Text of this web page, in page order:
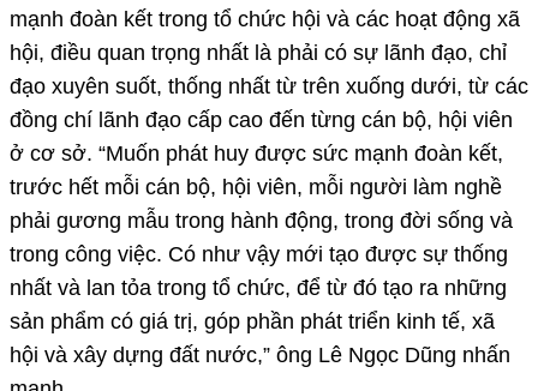
mạnh đoàn kết trong tổ chức hội và các hoạt động xã
hội, điều quan trọng nhất là phải có sự lãnh đạo, chỉ
đạo xuyên suốt, thống nhất từ trên xuống dưới, từ các
đồng chí lãnh đạo cấp cao đến từng cán bộ, hội viên
ở cơ sở. “Muốn phát huy được sức mạnh đoàn kết,
trước hết mỗi cán bộ, hội viên, mỗi người làm nghề
phải gương mẫu trong hành động, trong đời sống và
trong công việc. Có như vậy mới tạo được sự thống
nhất và lan tỏa trong tổ chức, để từ đó tạo ra những
sản phẩm có giá trị, góp phần phát triển kinh tế, xã
hội và xây dựng đất nước,” ông Lê Ngọc Dũng nhấn